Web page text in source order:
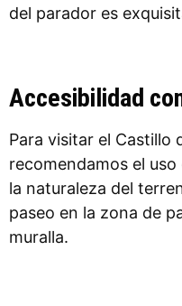
del parador es
Accesibilidad
Para visitar el Castillo
recomendamos el uso
la naturaleza del
paseo en la zona de
muralla.